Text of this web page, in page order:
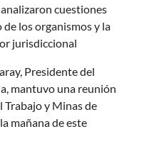
cuestiones
los organismos y la
jurisdiccional
Presidente del
mantuvo una reunión
Trabajo y Minas de
mañana de este